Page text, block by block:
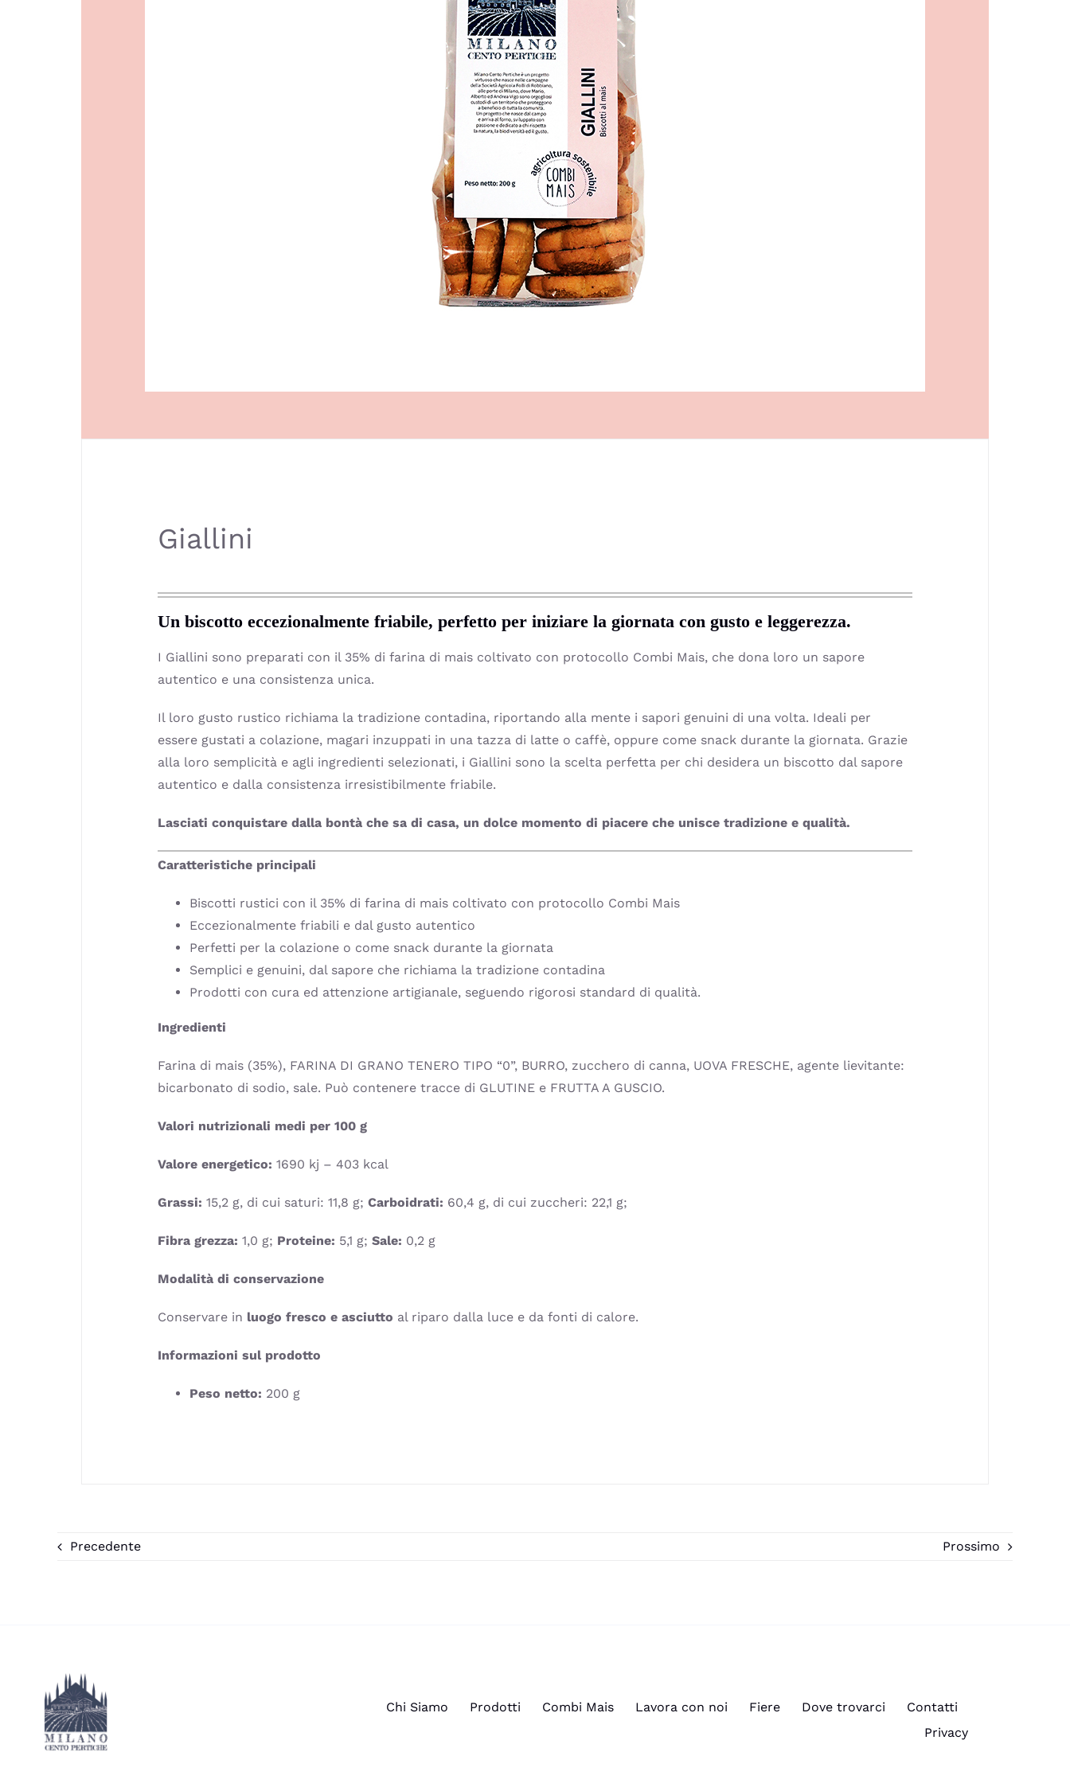
Giallini
Un biscotto eccezionalmente friabile, perfetto per iniziare la giornata con gusto e leggerezza.
I Giallini sono preparati con il 35% di farina di mais coltivato con protocollo Combi Mais, che dona loro un sapore
autentico e una consistenza unica.
Il loro gusto rustico richiama la tradizione contadina, riportando alla mente i sapori genuini di una volta. Ideali per
essere gustati a colazione, magari inzuppati in una tazza di latte o caffè, oppure come snack durante la giornata. Grazie
alla loro semplicità e agli ingredienti selezionati, i Giallini sono la scelta perfetta per chi desidera un biscotto dal sapore
autentico e dalla consistenza irresistibilmente friabile.
Lasciati conquistare dalla bontà che sa di casa, un dolce momento di piacere che unisce tradizione e qualità.
Caratteristiche principali
Biscotti rustici con il 35% di farina di mais coltivato con protocollo Combi Mais
Eccezionalmente friabili e dal gusto autentico
Perfetti per la colazione o come snack durante la giornata
Semplici e genuini, dal sapore che richiama la tradizione contadina
Prodotti con cura ed attenzione artigianale, seguendo rigorosi standard di qualità.
Ingredienti
Farina di mais (35%), FARINA DI GRANO TENERO TIPO “0”, BURRO, zucchero di canna, UOVA FRESCHE, agente lievitante:
bicarbonato di sodio, sale. Può contenere tracce di GLUTINE e FRUTTA A GUSCIO.
Valori nutrizionali medi per 100 g
Valore energetico: 1690 kj – 403 kcal
Grassi: 15,2 g, di cui saturi: 11,8 g; Carboidrati: 60,4 g, di cui zuccheri: 22,1 g;
Fibra grezza: 1,0 g; Proteine: 5,1 g; Sale: 0,2 g
Modalità di conservazione
Conservare in luogo fresco e asciutto al riparo dalla luce e da fonti di calore.
Informazioni sul prodotto
Peso netto: 200 g
Precedente Prossimo
Chi Siamo Prodotti Combi Mais Lavora con noi Fiere Dove trovarci
Contatti
Privacy